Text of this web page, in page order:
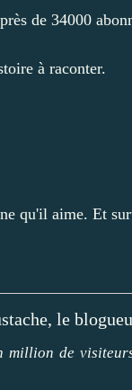
de 34000
à raconter.
qu'il aime. Et
million de